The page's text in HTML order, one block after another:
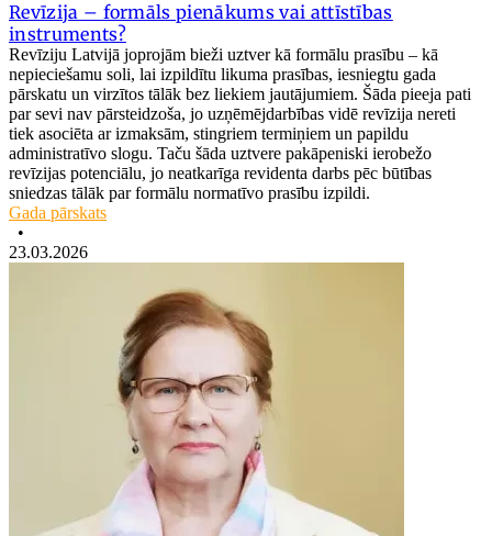
Revīzija – formāls pienākums vai attīstības
instruments?
Revīziju Latvijā joprojām bieži uztver kā formālu prasību – kā
nepieciešamu soli, lai izpildītu likuma prasības, iesniegtu gada
pārskatu un virzītos tālāk bez liekiem jautājumiem. Šāda pieeja pati
par sevi nav pārsteidzoša, jo uzņēmējdarbības vidē revīzija nereti
tiek asociēta ar izmaksām, stingriem termiņiem un papildu
administratīvo slogu. Taču šāda uztvere pakāpeniski ierobežo
revīzijas potenciālu, jo neatkarīga revidenta darbs pēc būtības
sniedzas tālāk par formālu normatīvo prasību izpildi.
Gada pārskats
•
23.03.2026